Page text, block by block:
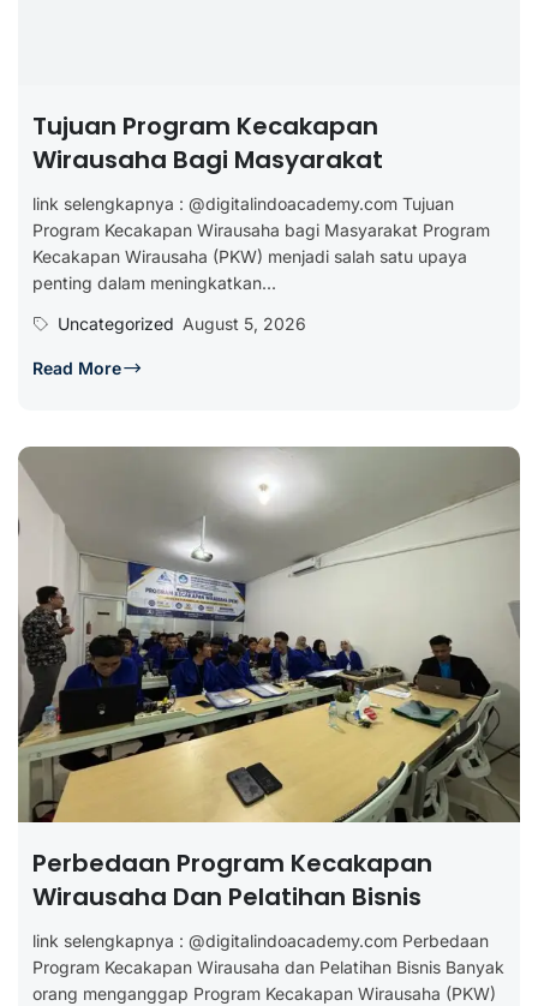
Tujuan Program Kecakapan
Wirausaha Bagi Masyarakat
link selengkapnya : @digitalindoacademy.com Tujuan
Program Kecakapan Wirausaha bagi Masyarakat Program
Kecakapan Wirausaha (PKW) menjadi salah satu upaya
penting dalam meningkatkan...
Uncategorized August 5, 2026
Read More
Perbedaan Program Kecakapan
Wirausaha Dan Pelatihan Bisnis
link selengkapnya : @digitalindoacademy.com Perbedaan
Program Kecakapan Wirausaha dan Pelatihan Bisnis Banyak
orang menganggap Program Kecakapan Wirausaha (PKW)